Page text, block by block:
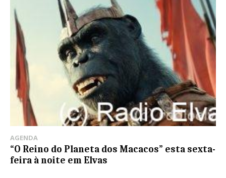
AGENDA
“O Reino do Planeta dos Macacos” esta sexta-
feira à noite em Elvas